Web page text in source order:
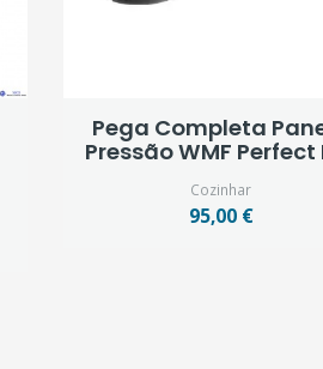
Pega Completa
Pressão WMF Perfect
Cozinhar
95,00 €